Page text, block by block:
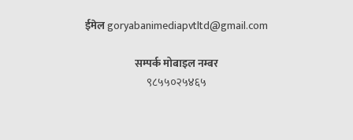
ईमेलgoryabanimediapvtltd@gmail.com
सम्पर्क मोबाइल नम्बर
९८५५०२५४६५